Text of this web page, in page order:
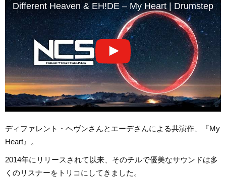
Different Heaven & EH!DE – My Heart | Drumstep |
ディファレント・ヘヴンさんとエーデさんによる共演作、『My
Heart』。
2014年にリリースされて以来、そのチルで優美なサウンドは多
くのリスナーをトリコにしてきました。